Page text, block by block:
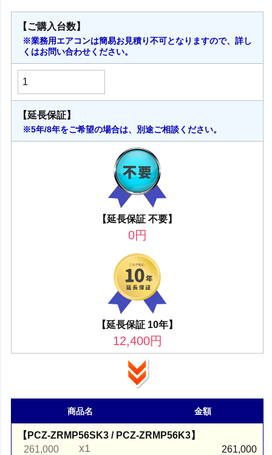
【ご購入台数】
※業務用エアコンは簡易お見積り不可となりますので、詳し
くはお問い合わせください。
【延長保証】
※5年/8年をご希望の場合は、別途ご相談ください。
【延長保証 不要】
0円
【延長保証 10年】
12,400円
商品名 金額
【PCZ-ZRMP56SK3 / PCZ-ZRMP56K3】
261,000
x1 261,000